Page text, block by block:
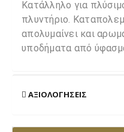
Κατάλληλο για
πλυντήριο.
απολυμαίνει και
υποδήματα από
ΑΞΙΟΛΟΓΉΣΕΙΣ